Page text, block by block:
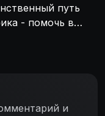
путь
- помочь в
и